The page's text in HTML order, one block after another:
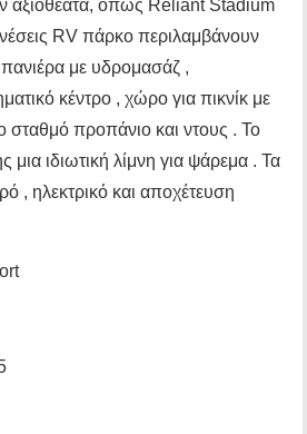
αξιοθέατα, όπως Reliant Stadium
RV πάρκο περιλαμβάνουν
με υδρομασάζ ,
κέντρο , χώρο για πικνίκ με
σταθμό προπάνιο και ντους . Το
μια ιδιωτική λίμνη για ψάρεμα . Τα
, ηλεκτρικό και αποχέτευση